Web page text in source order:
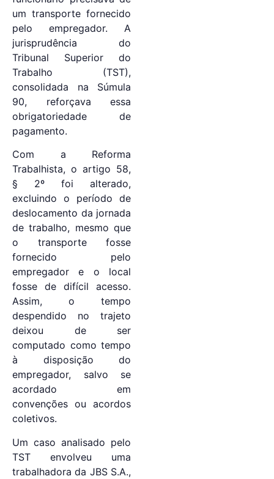
um transporte fornecido
pelo empregador. A
jurisprudência do
Tribunal Superior do
Trabalho (TST),
consolidada na Súmula
90, reforçava essa
obrigatoriedade de
pagamento.
Com a Reforma
Trabalhista, o artigo 58,
§ 2º foi alterado,
excluindo o período de
deslocamento da jornada
de trabalho, mesmo que
o transporte fosse
fornecido pelo
empregador e o local
fosse de difícil acesso.
Assim, o tempo
despendido no trajeto
deixou de ser
computado como tempo
à disposição do
empregador, salvo se
acordado em
convenções ou acordos
coletivos.
Um caso analisado pelo
TST envolveu uma
trabalhadora da JBS S.A.,